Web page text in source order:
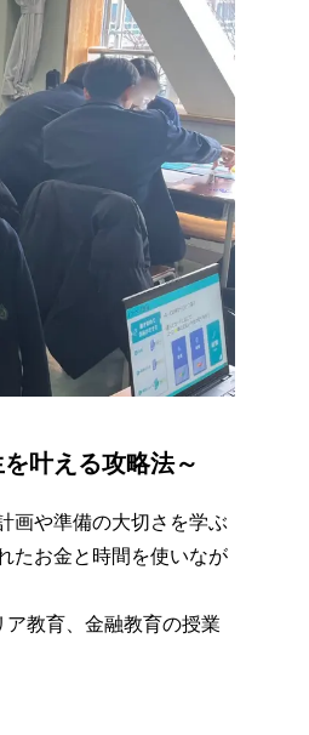
叶える攻略法～
画や準備の大切さを学ぶ
たお金と時間を使いなが
教育、金融教育の授業